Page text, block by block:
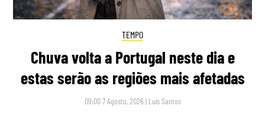
TEMPO
Chuva volta a Portugal neste dia e
estas serão as regiões mais afetadas
09:00 7 Agosto, 2026 | Luís Santos